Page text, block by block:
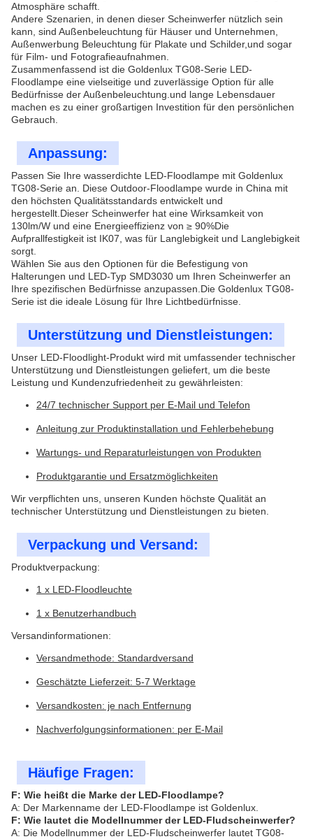
Atmosphäre schafft.
Andere Szenarien, in denen dieser Scheinwerfer nützlich sein
kann, sind Außenbeleuchtung für Häuser und Unternehmen,
Außenwerbung Beleuchtung für Plakate und Schilder,und sogar
für Film- und Fotografieaufnahmen.
Zusammenfassend ist die Goldenlux TG08-Serie LED-
Floodlampe eine vielseitige und zuverlässige Option für alle
Bedürfnisse der Außenbeleuchtung.und lange Lebensdauer
machen es zu einer großartigen Investition für den persönlichen
Gebrauch.
Anpassung:
Passen Sie Ihre wasserdichte LED-Floodlampe mit Goldenlux
TG08-Serie an. Diese Outdoor-Floodlampe wurde in China mit
den höchsten Qualitätsstandards entwickelt und
hergestellt.Dieser Scheinwerfer hat eine Wirksamkeit von
130lm/W und eine Energieeffizienz von ≥ 90%Die
Aufprallfestigkeit ist IK07, was für Langlebigkeit und Langlebigkeit
sorgt.
Wählen Sie aus den Optionen für die Befestigung von
Halterungen und LED-Typ SMD3030 um Ihren Scheinwerfer an
Ihre spezifischen Bedürfnisse anzupassen.Die Goldenlux TG08-
Serie ist die ideale Lösung für Ihre Lichtbedürfnisse.
Unterstützung und Dienstleistungen:
Unser LED-Floodlight-Produkt wird mit umfassender technischer
Unterstützung und Dienstleistungen geliefert, um die beste
Leistung und Kundenzufriedenheit zu gewährleisten:
24/7 technischer Support per E-Mail und Telefon
Anleitung zur Produktinstallation und Fehlerbehebung
Wartungs- und Reparaturleistungen von Produkten
Produktgarantie und Ersatzmöglichkeiten
Wir verpflichten uns, unseren Kunden höchste Qualität an
technischer Unterstützung und Dienstleistungen zu bieten.
Verpackung und Versand:
Produktverpackung:
1 x LED-Floodleuchte
1 x Benutzerhandbuch
Versandinformationen:
Versandmethode: Standardversand
Geschätzte Lieferzeit: 5-7 Werktage
Versandkosten: je nach Entfernung
Nachverfolgungsinformationen: per E-Mail
Häufige Fragen:
F: Wie heißt die Marke der LED-Floodlampe?
A: Der Markenname der LED-Floodlampe ist Goldenlux.
F: Wie lautet die Modellnummer der LED-Fludscheinwerfer?
A: Die Modellnummer der LED-Fludscheinwerfer lautet TG08-